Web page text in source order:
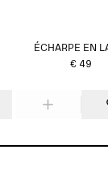
ÉCHARPE EN
€ 49